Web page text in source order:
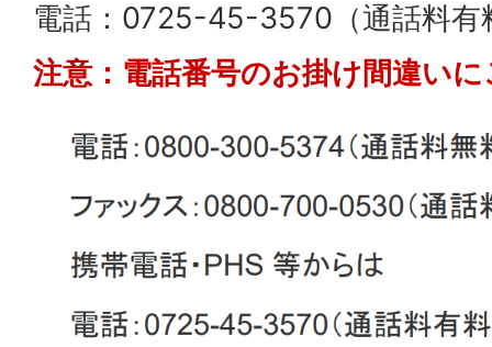
電話：0725-45-3570（通話料有
注意：電話番号のお掛け間違い